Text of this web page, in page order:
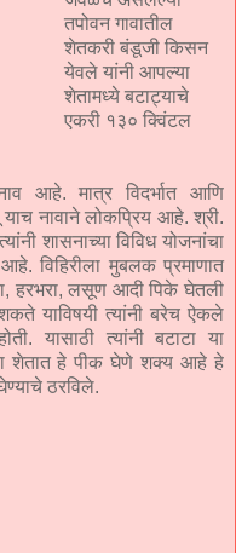
तपोवन गावातील
शेतकरी बंडूजी किसन
येवले यांनी आपल्या
शेतामध्ये बटाट्याचे
एकरी १३० क्विंटल
आहे. मात्र विदर्भात आणि
नावाने लोकप्रिय आहे. श्री.
शासनाच्या विविध योजनांचा
विहिरीला मुबलक प्रमाणात
हरभरा, लसूण आदी पिके घेतली
याविषयी त्यांनी बरेच ऐकले
यासाठी त्यांनी बटाटा या
शेतात हे पीक घेणे शक्य आहे हे
ठरविले.